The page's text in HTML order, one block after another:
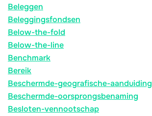
Beleggen
Beleggingsfondsen
Below-the-fold
Below-the-line
Benchmark
Bereik
Beschermde-geografische-aanduiding
Beschermde-oorsprongsbenaming
Besloten-vennootschap